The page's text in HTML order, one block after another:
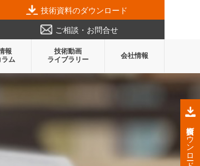
技術資料のダウンロード
ご相談・お問合せ
報
ム
技術動画
ライブラリー
会社情報
技術資料ダウンロード